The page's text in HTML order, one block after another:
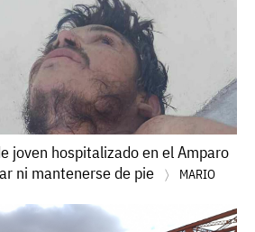
joven hospitalizado en el Amparo
ni mantenerse de pie
MARIO